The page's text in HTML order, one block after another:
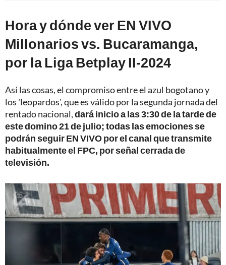
Hora y dónde ver EN VIVO
Millonarios vs. Bucaramanga,
por la Liga Betplay II-2024
Así las cosas, el compromiso entre el azul bogotano y
los 'leopardos', que es válido por la segunda jornada del
rentado nacional,dará inicio a las 3:30 de la tarde de
este domino 21 de julio; todas las emociones se
podrán seguir EN VIVO por el canal que transmite
habitualmente el FPC, por señal cerrada de
televisión.